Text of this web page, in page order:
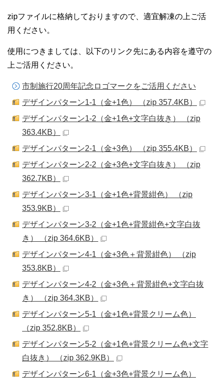
zipファイルに格納しておりますので、適宜解凍の上ご活
用ください。
使用につきましては、以下のリンク先にある内容を遵守の
上ご活用ください。
市制施行20周年記念ロゴマークをご活用ください
デザインパターン1-1（金+1色） （zip 357.4KB）
デザインパターン1-2（金+1色+文字白抜き） （zip
363.4KB）
デザインパターン2-1（金+3色） （zip 355.4KB）
デザインパターン2-2（金+3色+文字白抜き） （zip
362.7KB）
デザインパターン3-1（金+1色+背景紺色） （zip
353.9KB）
デザインパターン3-2（金+1色+背景紺色+文字白抜
き） （zip 364.6KB）
デザインパターン4-1（金+3色＋背景紺色） （zip
353.8KB）
デザインパターン4-2（金+3色＋背景紺色+文字白抜
き） （zip 364.3KB）
デザインパターン5-1（金+1色+背景クリーム色）
（zip 352.8KB）
デザインパターン5-2（金+1色+背景クリーム色+文字
白抜き） （zip 362.9KB）
デザインパターン6-1（金+3色+背景クリーム色）